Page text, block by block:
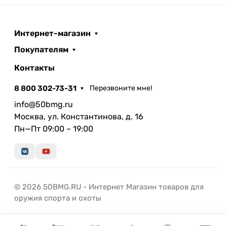
Интернет-магазин
Покупателям
Контакты
8 800 302-73-31 Перезвоните мне!
info@50bmg.ru
Москва, ул. Константинова, д. 16
Пн—Пт 09:00 – 19:00
© 2026 50BMG.RU - Интернет Магазин товаров для
оружия спорта и охоты